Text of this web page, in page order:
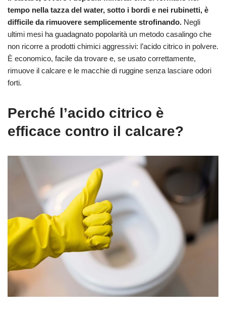
tempo nella tazza del water, sotto i bordi e nei rubinetti, è
difficile da rimuovere semplicemente strofinando. Negli
ultimi mesi ha guadagnato popolarità un metodo casalingo che
non ricorre a prodotti chimici aggressivi: l’acido citrico in polvere.
È economico, facile da trovare e, se usato correttamente,
rimuove il calcare e le macchie di ruggine senza lasciare odori
forti.
Perché l’acido citrico è
efficace contro il calcare?